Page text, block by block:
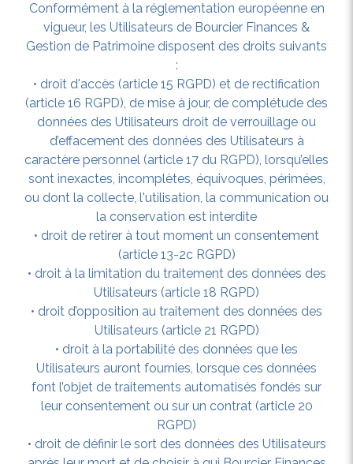
Conformément à la réglementation européenne en
vigueur, les Utilisateurs de Bourcier Finances &
Gestion de Patrimoine disposent des droits suivants
:
• droit d'accès (article 15 RGPD) et de rectification
(article 16 RGPD), de mise à jour, de complétude des
données des Utilisateurs droit de verrouillage ou
d’effacement des données des Utilisateurs à
caractère personnel (article 17 du RGPD), lorsqu’elles
sont inexactes, incomplètes, équivoques, périmées,
ou dont la collecte, l'utilisation, la communication ou
la conservation est interdite
• droit de retirer à tout moment un consentement
(article 13-2c RGPD)
• droit à la limitation du traitement des données des
Utilisateurs (article 18 RGPD)
• droit d’opposition au traitement des données des
Utilisateurs (article 21 RGPD)
• droit à la portabilité des données que les
Utilisateurs auront fournies, lorsque ces données
font l’objet de traitements automatisés fondés sur
leur consentement ou sur un contrat (article 20
RGPD)
• droit de définir le sort des données des Utilisateurs